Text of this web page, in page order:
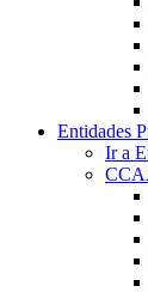
Entidades
Ir a